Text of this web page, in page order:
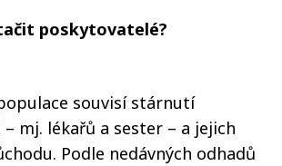
poskytovatelé?
souvisí stárnutí
mj. lékařů a sester – a jejich
Podle nedávných odhadů